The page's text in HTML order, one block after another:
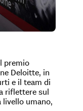
premio
Deloitte, in
e il team di
riflettere sul
livello umano,